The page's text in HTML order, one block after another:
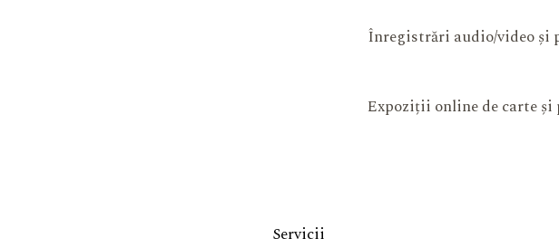
Înregistrări audio/video și
Expoziții online de carte și
Servicii